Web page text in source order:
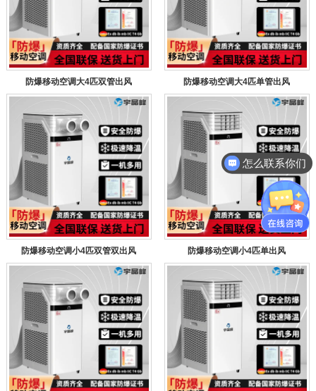
防爆移动空调大4匹双管出风 防爆移动空调大4匹单管出风
防爆移动空调小4匹双管双出风 防爆移动空调小4匹单出风
怎么联系你们